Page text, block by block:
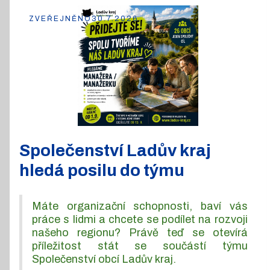
Společenství Ladův kraj
hledá posilu do týmu
Máte organizační schopnosti, baví vás
práce s lidmi a chcete se podílet na rozvoji
našeho regionu? Právě teď se otevírá
příležitost stát se součástí týmu
Společenství obcí Ladův kraj.
ZVEŘEJNĚNO 30.7.2026